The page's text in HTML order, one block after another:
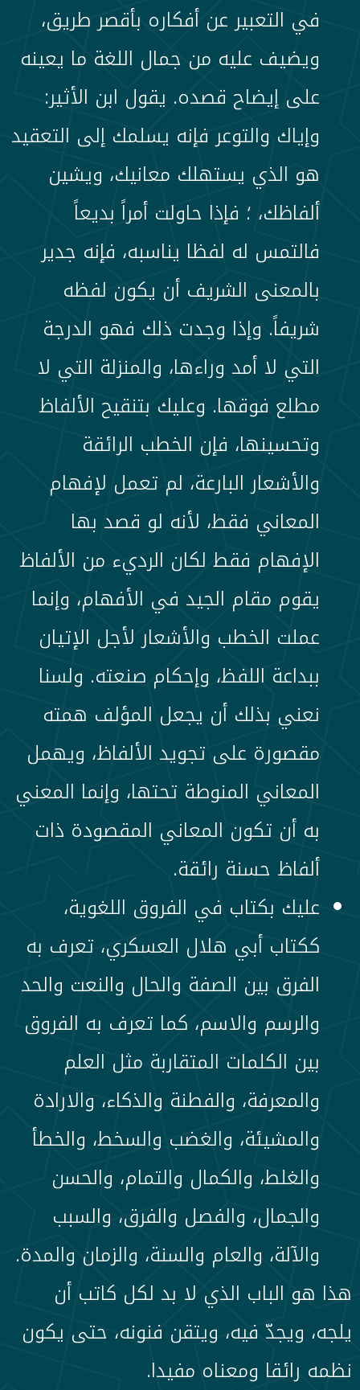
في التعبير عن أفكاره بأقصر طريق،
ويضيف عليه من جمال اللغة ما يعينه
على إيضاح قصده. يقول ابن الأثير:
وإياك والتوعر فإنه يسلمك إلى التعقيد
هو الذي يستهلك معانيك، ويشين
ألفاظك، ؛ فإذا حاولت أمراً بديعاً
فالتمس له لفظا يناسبه، فإنه جدير
بالمعنى الشريف أن يكون لفظه
شريفاً. وإذا وجدت ذلك فهو الدرجة
التي لا أمد وراءها، والمنزلة التي لا
مطلع فوقها. وعليك بتنقيح الألفاظ
وتحسينها، فإن الخطب الرائقة
والأشعار البارعة، لم تعمل لإفهام
المعاني فقط، لأنه لو قصد بها
الإفهام فقط لكان الرديء من الألفاظ
يقوم مقام الجيد في الأفهام، وإنما
عملت الخطب والأشعار لأجل الإتيان
ببداعة اللفظ، وإحكام صنعته. ولسنا
نعني بذلك أن يجعل المؤلف همته
مقصورة على تجويد الألفاظ، ويهمل
المعاني المنوطة تحتها، وإنما المعني
به أن تكون المعاني المقصودة ذات
ألفاظ حسنة رائقة.
عليك بكتاب في الفروق اللغوية،
ككتاب أبي هلال العسكري، تعرف به
الفرق بين الصفة والحال والنعت والحد
والرسم والاسم، كما تعرف به الفروق
بين الكلمات المتقاربة مثل العلم
والمعرفة، والفطنة والذكاء، والارادة
والمشيئة، والغضب والسخط، والخطأ
والغلط، والكمال والتمام، والحسن
والجمال، والفصل والفرق، والسبب
والآلة، والعام والسنة، والزمان والمدة.
هذا هو الباب الذي لا بد لكل كاتب أن
يلجه، ويجدّ فيه، ويتقن فنونه، حتى يكون
نظمه رائقا ومعناه مفيدا.